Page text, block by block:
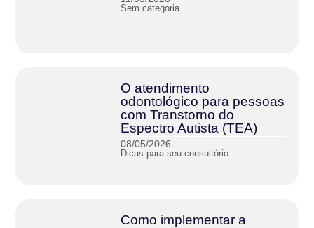
Sem categoria
O atendimento
odontológico para pessoas
com Transtorno do
Espectro Autista (TEA)
08/05/2026
Dicas para seu consultório
Como implementar a